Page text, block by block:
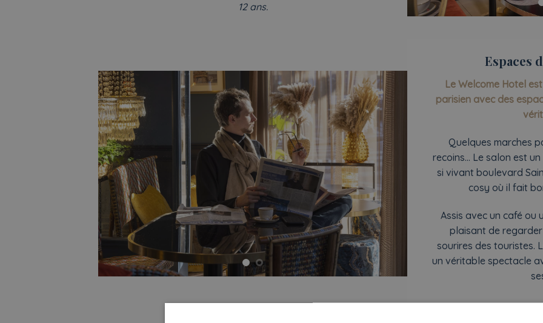
12 ans.
Espaces
Le Welcome Hotel
parisien avec des
Quelques marches
recoins… Le salon est
si vivant boulevard
cosy où il fait
Assis avec un café ou
plaisant de
sourires des touristes.
un véritable spectacle